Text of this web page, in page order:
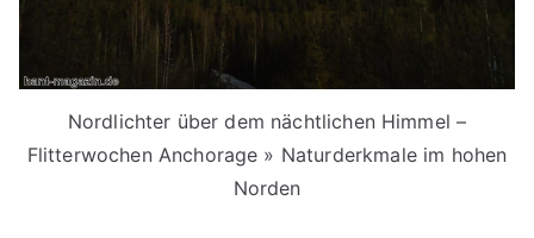
Nordlichter über dem nächtlichen Himmel –
Flitterwochen Anchorage » Naturderkmale im hohen
Norden